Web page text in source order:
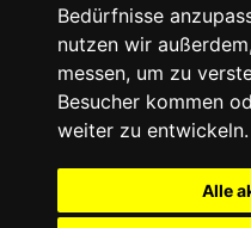
Bedürfnisse
nutzen wir
messen, um zu
Besucher kommen
weiter zu entwickeln.
Alle